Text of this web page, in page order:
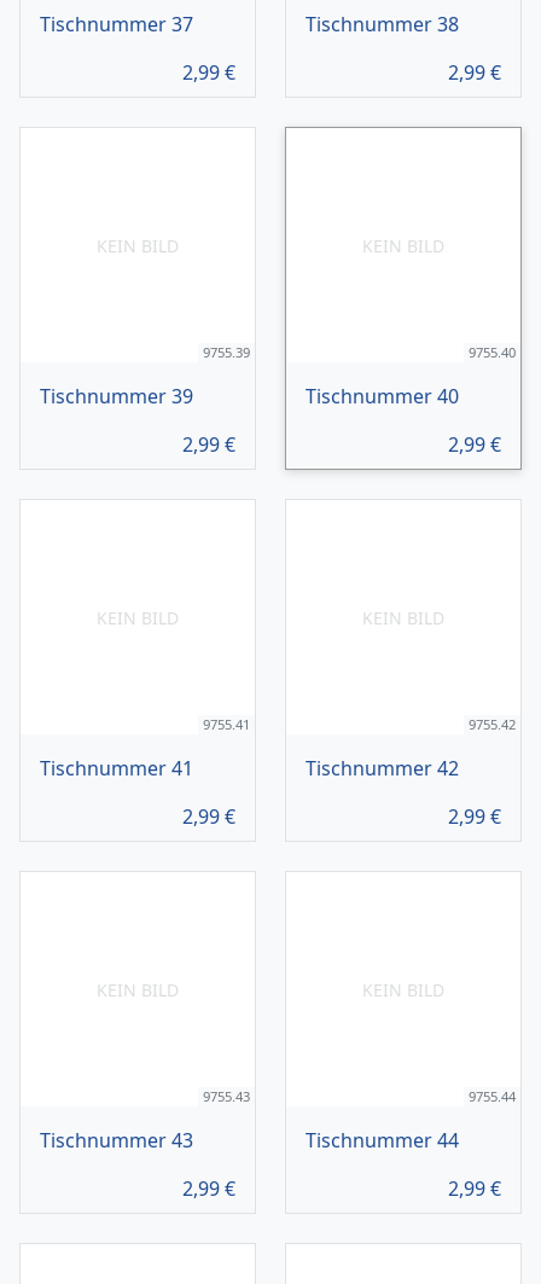
Tischnummer 37
2,99€
Tischnummer 38
2,99€
KEIN BILD
9755.39
Tischnummer 39
2,99€
KEIN BILD
9755.40
Tischnummer 40
2,99€
KEIN BILD
9755.41
Tischnummer 41
2,99€
KEIN BILD
9755.42
Tischnummer 42
2,99€
KEIN BILD
9755.43
Tischnummer 43
2,99€
KEIN BILD
9755.44
Tischnummer 44
2,99€